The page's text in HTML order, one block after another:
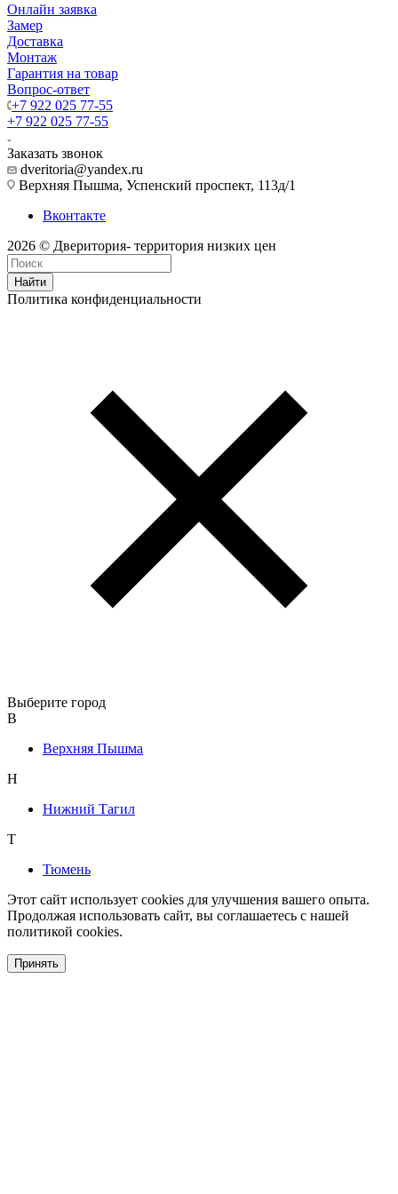
Онлайн заявка
Замер
Доставка
Монтаж
Гарантия на товар
Вопрос-ответ
+7 922 025 77-55
+7 922 025 77-55
Заказать звонок
dveritoria@yandex.ru
Верхняя Пышма, Успенский проспект, 113д/1
Вконтакте
2026 © Дверитория- территория низких цен
Найти
Политика конфиденциальности
Выберите город
В
Верхняя Пышма
Н
Нижний Тагил
Т
Тюмень
Этот сайт использует cookies для улучшения вашего опыта.
Продолжая использовать сайт, вы соглашаетесь с нашей
политикой cookies.
Принять